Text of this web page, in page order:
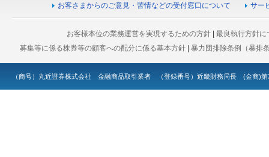
お客さまからのご意見・苦情などの受付窓口について サー
お客様本位の業務運営を実現するための方針 |最良執行方針に
募集等に係る株券等の顧客への配分に係る基本方針 |暴力団排除条例（暴排
（商号）丸近證券株式会社 金融商品取引業者 （登録番号）近畿財務局長 (金商)